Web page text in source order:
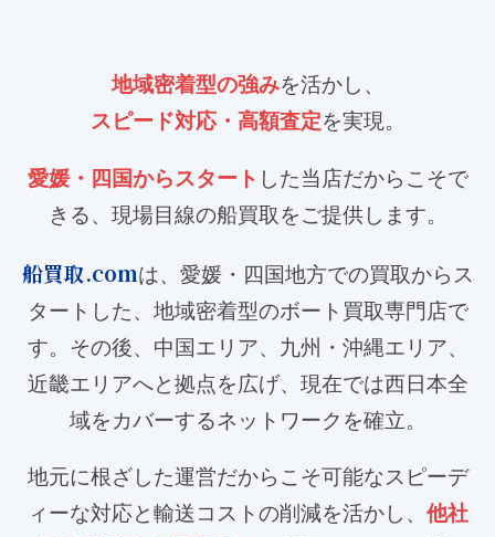
地域密着型の強みを活かし、
スピード対応・高額査定を実現。
愛媛・四国からスタート した当店だからこそで
きる、現場目線の船買取をご提供します。
船買取.comは、愛媛・四国地方での買取からス
タートした、地域密着型のボート買取専門店で
す。 その後、中国エリア、九州・沖縄エリア、
近畿エリアへと拠点を広げ、 現在では西日本全
域をカバーするネットワークを確立。
地元に根ざした運営だからこそ可能なスピーデ
ィーな対応と輸送コストの削減を活かし、 他社